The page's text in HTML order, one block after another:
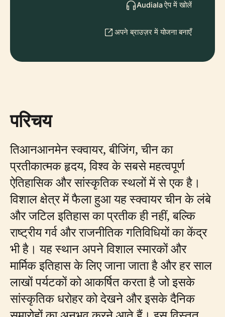
Audiala ऐप में खोलें
अपने ब्राउज़र में योजना बनाएँ
परिचय
तिआनआनमेन स्क्वायर, बीजिंग, चीन का
प्रतीकात्मक हृदय, विश्व के सबसे महत्वपूर्ण
ऐतिहासिक और सांस्कृतिक स्थलों में से एक है।
विशाल क्षेत्र में फैला हुआ यह स्क्वायर चीन के लंबे
और जटिल इतिहास का प्रतीक ही नहीं, बल्कि
राष्ट्रीय गर्व और राजनीतिक गतिविधियों का केंद्र
भी है। यह स्थान अपने विशाल स्मारकों और
मार्मिक इतिहास के लिए जाना जाता है और हर साल
लाखों पर्यटकों को आकर्षित करता है जो इसके
सांस्कृतिक धरोहर को देखने और इसके दैनिक